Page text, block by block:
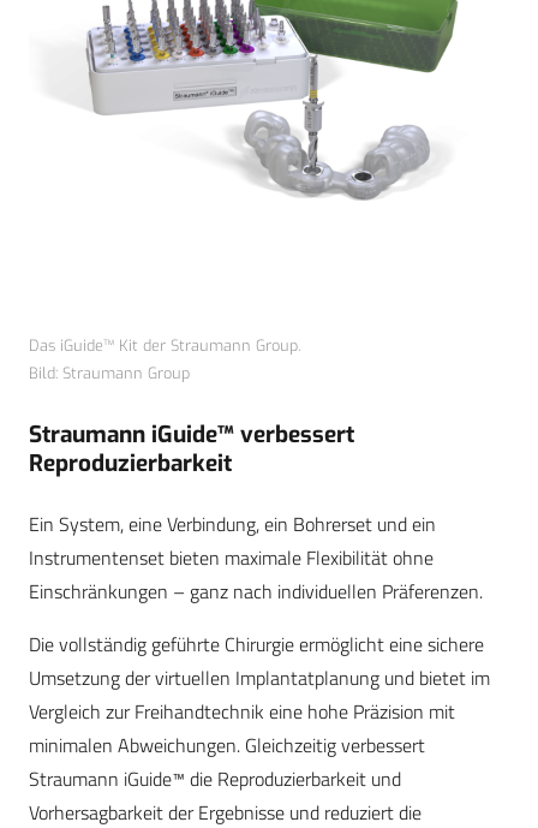
Das iGuide™ Kit der Straumann Group.
Bild: Straumann Group
Straumann iGuide™ verbessert
Reproduzierbarkeit
Ein System, eine Verbindung, ein Bohrerset und ein
Instrumentenset bieten maximale Flexibilität ohne
Einschränkungen – ganz nach individuellen Präferenzen.
Die vollständig geführte Chirurgie ermöglicht eine sichere
Umsetzung der virtuellen Implantatplanung und bietet im
Vergleich zur Freihandtechnik eine hohe Präzision mit
minimalen Abweichungen. Gleichzeitig verbessert
Straumann iGuide™ die Reproduzierbarkeit und
Vorhersagbarkeit der Ergebnisse und reduziert die